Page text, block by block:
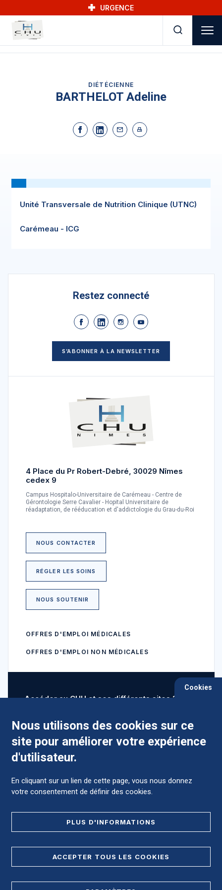
URGENCE
DIÉTÉCIENNE
BARTHELOT Adeline
Unité Transversale de Nutrition Clinique (UTNC)
Carémeau - ICG
Restez connecté
S’ABONNER À LA NEWSLETTER
4 Place du Pr Robert-Debré, 30029 Nîmes
cedex 9
Campus Hospitalo-Universitaire de Carémeau - Centre de
Gérontologie Serre Cavalier - Hopital Universitaire de
réadaptation, de rééducation et d'addictologie du Grau-du-Roi
NOUS CONTACTER
RÉGLER LES SOINS
NOUS SOUTENIR
OFFRES D'EMPLOI MÉDICALES
OFFRES D'EMPLOI NON MÉDICALES
Accéder au CHU et ses différents sites ?
Comment préparer mon hospitalisation ?
Cookies
Nous utilisons des cookies sur ce
site pour améliorer votre expérience
d'utilisateur.
En cliquant sur un lien de cette page, vous nous donnez
votre consentement de définir des cookies.
PLUS D'INFORMATIONS
ACCEPTER TOUS LES COOKIES